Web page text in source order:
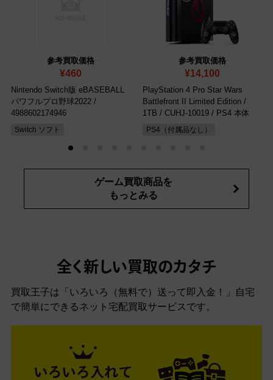
参考買取価格
¥460
Nintendo Switch版 eBASEBALL
パワフルプロ野球2022 /
4988602174946
Switch ソフト
参考買取価格
¥14,100
PlayStation 4 Pro Star Wars
Battlefront II Limited Edition /
1TB / CUHJ-10019 / PS4 本体
PS4（付属品なし）
ゲーム買取商品を
もっとみる
全く新しい買取のカタチ
買取王子は「いろいろ（無料で）送って即入金！」自宅
で簡単にできるネット宅配買取サービスです。